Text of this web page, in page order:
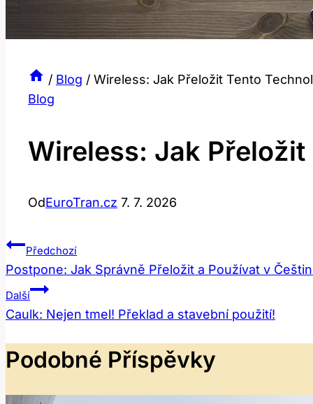
/ Blog / Wireless: Jak Přeložit Tento
Blog
Wireless: Jak
OdEuroTran.cz 7. 7. 2026
Navigace
Pro
Příspěvek
Předchozí
Postpone: Jak Správně Přeložit a Používat v
Další
Caulk: Nejen tmel! Překlad a stavební použití!
Podobné Příspěvky